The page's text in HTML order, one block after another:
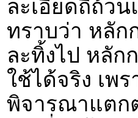
ละเอียดถี่ถ้วน
ทราบว่า หลัก
ละทิ้งไป หลัก
ใช้ได้จริง เพ
พิจารณาแตก